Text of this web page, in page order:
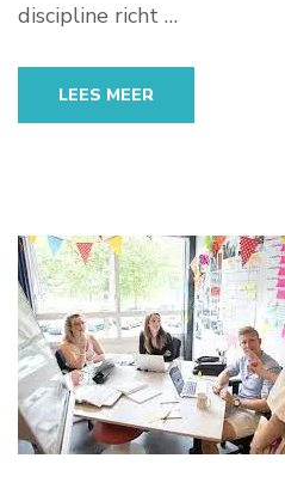
discipline richt …
LEES MEER